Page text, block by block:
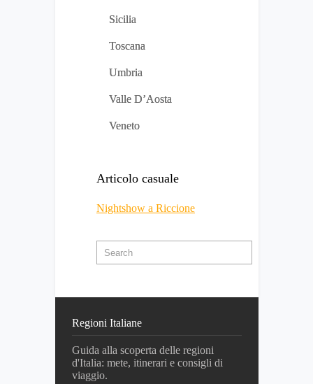
Sicilia
Toscana
Umbria
Valle D’Aosta
Veneto
Articolo casuale
Nightshow a Riccione
Regioni Italiane
Guida alla scoperta delle regioni
d'Italia: mete, itinerari e consigli di
viaggio.